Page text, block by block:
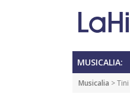
MUSICALIA:
Musicalia >Tini